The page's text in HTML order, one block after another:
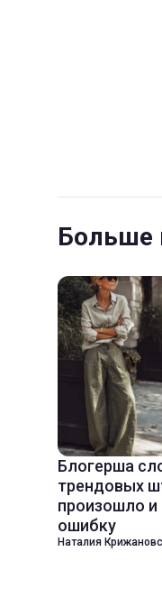
Больше
Блогерша
трендовых
произошло и
ошибку
Наталия